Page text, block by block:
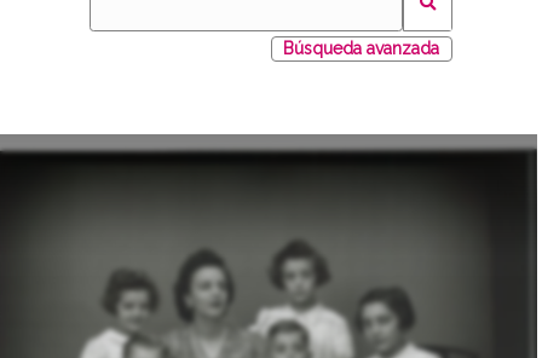
Búsqueda avanzada